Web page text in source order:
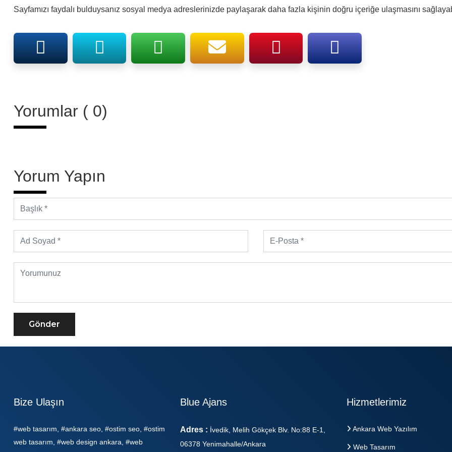
Sayfamızı faydalı bulduysanız sosyal medya adreslerinizde paylaşarak daha fazla kişinin doğru içeriğe ulaşmasını
Yorumlar ( 0)
Yorum Yapın
Gönder
Bize Ulaşın
#web tasarım, #ankara seo, #ostim seo, #ostim
web tasarım, #web design ankara, #web
Blue Ajans
Adres : İvedik, Melih Gökçek Blv. No:88 E-1,
06378 Yenimahalle/Ankara
Hizmetlerimiz
Ankara Web Yazılım
Web Tasarım